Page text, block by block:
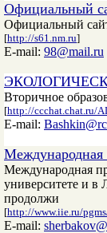
Официальный
Официальный
[http://s61.nm.ru]
E-mail: 98@mail.ru
Вторичное
[http://ccchat.chat.ru/
E-mail:
Международная
университете и в
продолжи
[http://www.iie.ru/
E-mail: